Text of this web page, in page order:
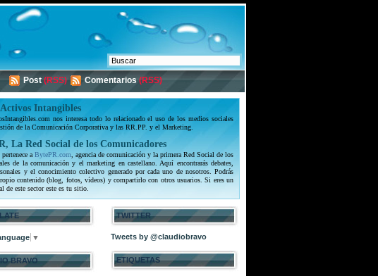
Post (RSS) Comentarios (RSS)
Intangibles
nos interesa todo lo relacionado el uso de los medios sociales
de la Comunicación Corporativa y las RR.PP. y el Marketing.
La Red Social de los Comunicadores
a BytePR.com , agencia de comunicación y la primera Red Social de los
de la comunicación y el marketing en castellano. Aquí encontrarás debates,
y el conocimiento colectivo generado por cada uno de nosotros. Podrás
contenido (blog, fotos, vídeos) y compartirlo con otros usuarios. Si eres un
de este sector este es tu sitio.
▼
BRAVO
TWITTER
Tweets by @claudiobravo
ETIQUETAS